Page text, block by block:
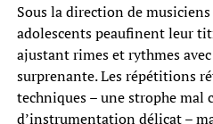
Sous la direction de
adolescents peaufinent leur
ajustant rimes et rythmes
surprenante. Les répétitions
techniques – une strophe mal
d’instrumentation délicat –